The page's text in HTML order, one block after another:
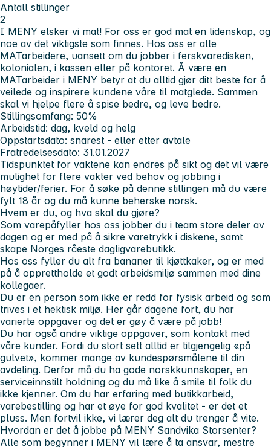
Antall stillinger
2
I MENY elsker vi mat! For oss er god mat en lidenskap, og
noe av det viktigste som finnes. Hos oss er alle
MATarbeidere, uansett om du jobber i ferskvaredisken,
kolonialen, i kassen eller på kontoret. Å være en
MATarbeider i MENY betyr at du alltid gjør ditt beste for å
veilede og inspirere kundene våre til matglede. Sammen
skal vi hjelpe flere å spise bedre, og leve bedre.
Stillingsomfang: 50%
Arbeidstid: dag, kveld og helg
Oppstartsdato: snarest - eller etter avtale
Fratredelsesdato: 31.01.2027
Tidspunktet for vaktene kan endres på sikt og det vil være
mulighet for flere vakter ved behov og jobbing i
høytider/ferier. For å søke på denne stillingen må du være
fylt 18 år og du må kunne beherske norsk.
Hvem er du, og hva skal du gjøre?
Som varepåfyller hos oss jobber du i team store deler av
dagen og er med på å sikre varetrykk i diskene, samt
skape Norges råeste dagligvarebutikk.
Hos oss fyller du alt fra bananer til kjøttkaker, og er med
på å opprettholde et godt arbeidsmiljø sammen med dine
kollegaer.
Du er en person som ikke er redd for fysisk arbeid og som
trives i et hektisk miljø. Her går dagene fort, du har
varierte oppgaver og det er gøy å være på jobb!
Du har også andre viktige oppgaver, som kontakt med
våre kunder. Fordi du stort sett alltid er tilgjengelig «på
gulvet», kommer mange av kundespørsmålene til din
avdeling. Derfor må du ha gode norskkunnskaper, en
serviceinnstilt holdning og du må like å smile til folk du
ikke kjenner. Om du har erfaring med butikkarbeid,
varebestilling og har et øye for god kvalitet - er det et
pluss. Men fortvil ikke, vi lærer deg alt du trenger å vite.
Hvordan er det å jobbe på MENY Sandvika Storsenter?
Alle som begynner i MENY vil lære å ta ansvar, mestre